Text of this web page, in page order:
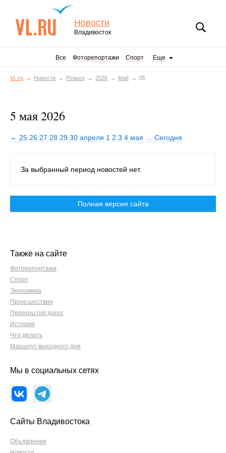
Новости
Владивосток
Все Фоторепортажи Спорт Еще
VL.ru Новости Розыск 2026 Май 05
5 мая 2026
← 25 26 27 28 29 30 апреля 1 2 3 4 мая Сегодня
За выбранный период новостей нет.
Полная версия сайта
Также на сайте
Фоторепортажи
Спорт
Экономика
Происшествия
Перекрытия дорог
Истории
Что делать
Маршрут выходного дня
Мы в социальных сетях
Сайты Владивостока
Объявления